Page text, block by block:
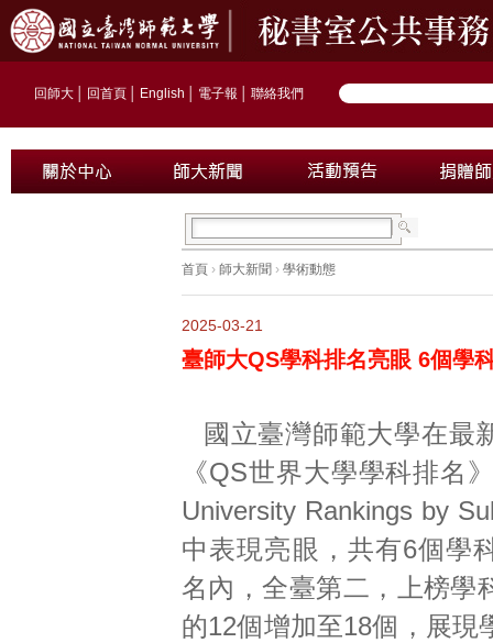
回師大 回首頁 English 電子報 聯絡我們
首頁 › 師大新聞 › 學術動態
2025-03-21
臺師大QS學科排名亮眼 6個學
國立臺灣師範大學在最
《QS世界大學學科排名
University Rankings by
中表現亮眼，共有6個學
名內，全臺第二，上榜學
的12個增加至18個，展現